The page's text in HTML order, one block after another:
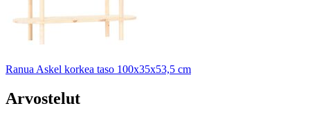
Ranua Askel korkea taso 100x35x53,5 cm
Arvostelut